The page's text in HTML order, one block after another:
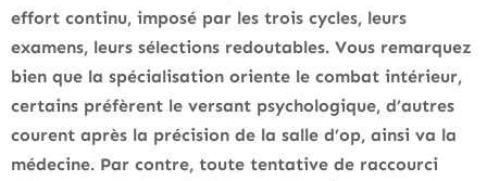
effort continu, imposé par les trois cycles, leurs
examens, leurs sélections redoutables. Vous remarquez
bien que la spécialisation oriente le combat intérieur,
certains préfèrent le versant psychologique, d’autres
courent après la précision de la salle d’op, ainsi va la
médecine. Par contre, toute tentative de raccourci